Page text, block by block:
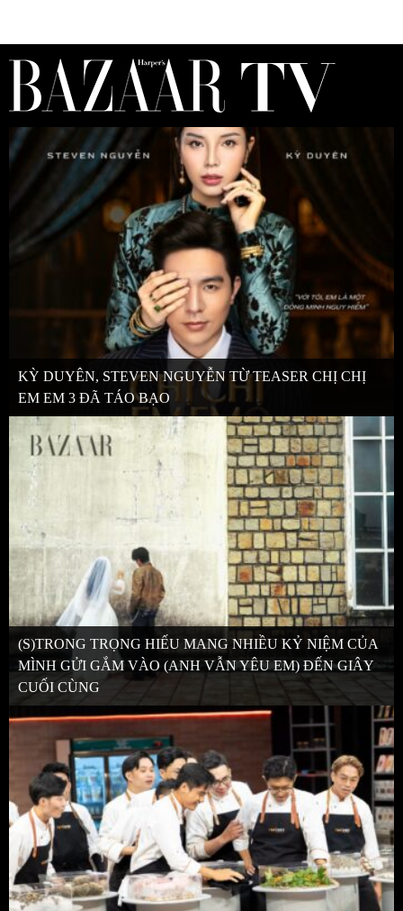
KỲ DUYÊN, STEVEN NGUYỄN TỪ TEASER CHỊ CHỊ
EM EM 3 ĐÃ TÁO BẠO
(S)TRONG TRỌNG HIẾU MANG NHIỀU KỶ NIỆM CỦA
MÌNH GỬI GẮM VÀO (ANH VẪN YÊU EM) ĐẾN GIÂY
CUỐI CÙNG